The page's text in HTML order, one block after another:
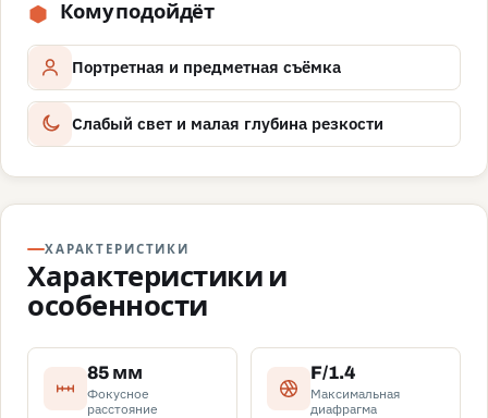
Кому подойдёт
Портретная и предметная съёмка
Слабый свет и малая глубина резкости
ХАРАКТЕРИСТИКИ
Характеристики и
особенности
85 мм
Фокусное
расстояние
F/1.4
Максимальная
диафрагма